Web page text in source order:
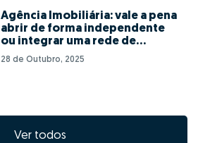
Agência Imobiliária: vale a pena
abrir de forma independente
ou integrar uma rede de
franchising?
28 de Outubro, 2025
Ver todos